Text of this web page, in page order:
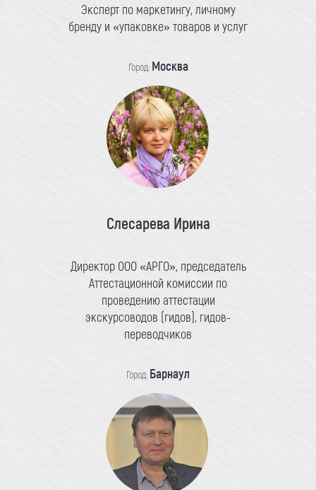
Эксперт по маркетингу, личному
бренду и «упаковке» товаров и услуг
Город: Москва
Слесарева Ирина
Директор ООО «АРГО», председатель
Аттестационной комиссии по
проведению аттестации
экскурсоводов (гидов), гидов-
переводчиков
Город: Барнаул